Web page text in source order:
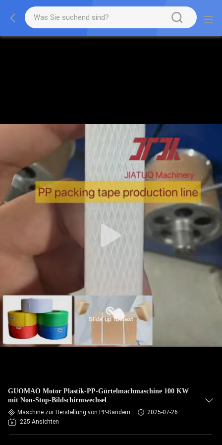
GUOMAO Motor Plastik-PP-Gürtelmachmaschine 100 KW
mit Non-Stop-Bildschirmwechsel
Maschine zur Herstellung von PP-Bändern
2025-07-26
225 Ansichten